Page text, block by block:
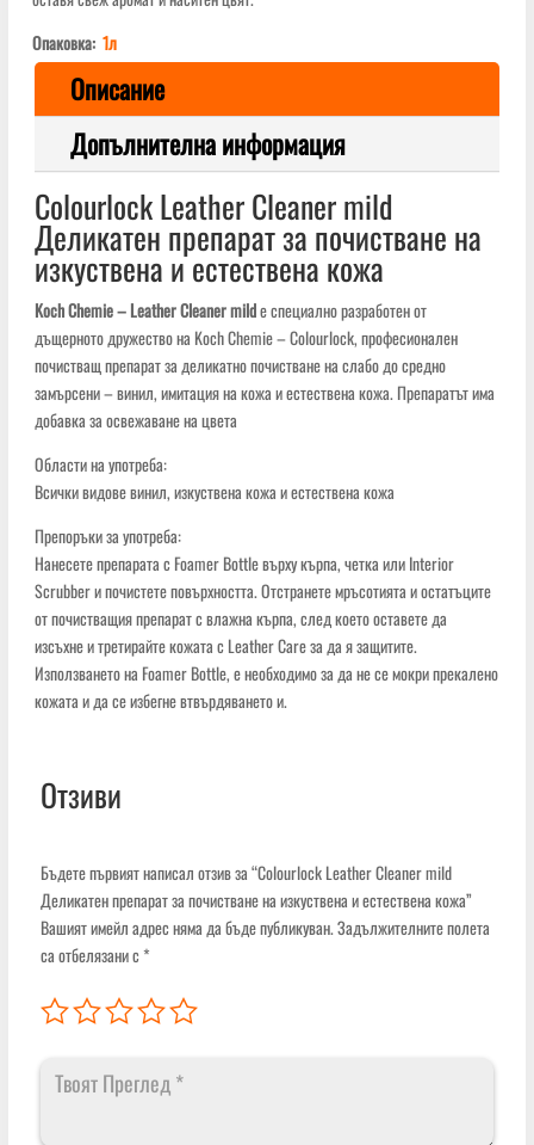
Опаковка: 1л
Описание
Допълнителна информация
Colourlock Leather Cleaner mild
Деликатен препарат за почистване на
изкуствена и естествена кожа
Koch Chemie – Leather Cleaner mildе специално разработен от
дъщерното дружество на Koch Chemie – Colourlock, професионален
почистващ препарат за деликатно почистване на слабо до средно
замърсени – винил, имитация на кожа и естествена кожа. Препаратът има
добавка за освежаване на цвета
Области на употреба:
Всички видове винил, изкуствена кожа и естествена кожа
Препоръки за употреба:
Нанесете препарата с Foamer Bottle върху кърпа, четка или Interior
Scrubber и почистете повърхността. Отстранете мръсотията и остатъците
от почистващия препарат с влажна кърпа, след което оставете да
изсъхне и третирайте кожата с Leather Care за да я защитите.
Използването на Foamer Bottle, е необходимо за да не се мокри прекалено
кожата и да се избегне втвърдяването и.
Отзиви
Бъдете първият написал отзив за “Colourlock Leather Cleaner mild
Деликатен препарат за почистване на изкуствена и естествена кожа”
Вашият имейл адрес няма да бъде публикуван.Задължителните полета
са отбелязани с*